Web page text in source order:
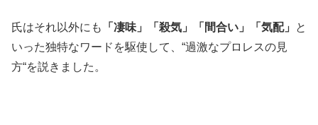
氏はそれ以外にも 「凄味」「殺気」「間合い」「気配」
と
いった独特なワードを駆使して、“過激なプロレスの見
方“を説きました。